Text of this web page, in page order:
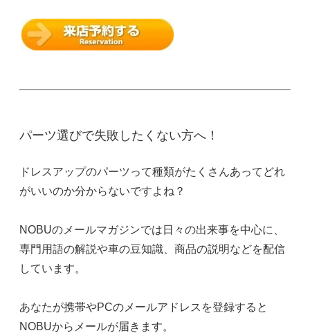
パーツ選びで失敗したくない方へ！
ドレスアップのパーツって種類がたくさんあってどれ
がいいのか分からないですよね？
NOBUのメールマガジンでは日々の出来事を中心に、
専門用語の解説や車の豆知識、商品の説明などを配信
しています。
あなたが携帯やPCのメールアドレスを登録すると
NOBUからメールが届きます。